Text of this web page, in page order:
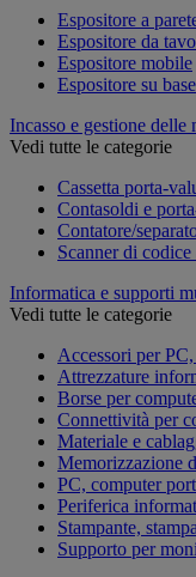
Espositore a
Espositore da
Espositore mobile
Espositore su base
Incasso e gestione delle
Vedi tutte le categorie
Cassetta porta-
Contasoldi e
Contatore/
Scanner di codice
Informatica e supporti
Vedi tutte le categorie
Accessori per
Attrezzature
Borse per
Connettività per
Materiale e
Memorizzazione
PC, computer
Periferica
Stampante,
Supporto per